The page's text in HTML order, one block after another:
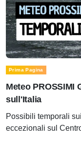
Prima Pagina
Meteo PROSSIMI
sull'Italia
Possibili temporali
eccezionali sul